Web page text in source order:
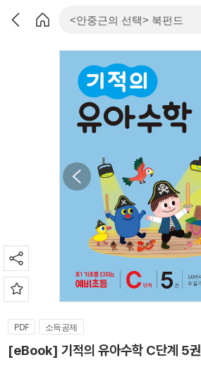
PDF 소득공제
[eBook] 기적의 유아수학 C단계 5권